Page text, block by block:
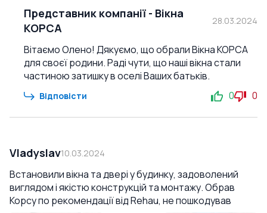
Представник компанії - Вікна
КОРСА
28.03.2024
Вітаємо Олено! Дякуємо, що обрали Вікна КОРСА
для своєї родини. Раді чути, що наші вікна стали
частиною затишку в оселі Ваших батьків.
Відповісти 0 0
Vladyslav10.03.2024
Встановили вікна та двері у будинку, задоволений
виглядом і якістю конструкцій та монтажу. Обрав
Корсу по рекомендації від Rehau, не пошкодував